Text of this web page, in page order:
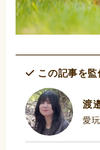
この記事を監
渡
愛